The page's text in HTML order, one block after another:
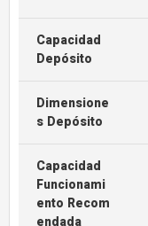
Capacidad
Depósito
Dimensione
S Depósito
Capacidad
Funcionami
Ento Recom
Endada